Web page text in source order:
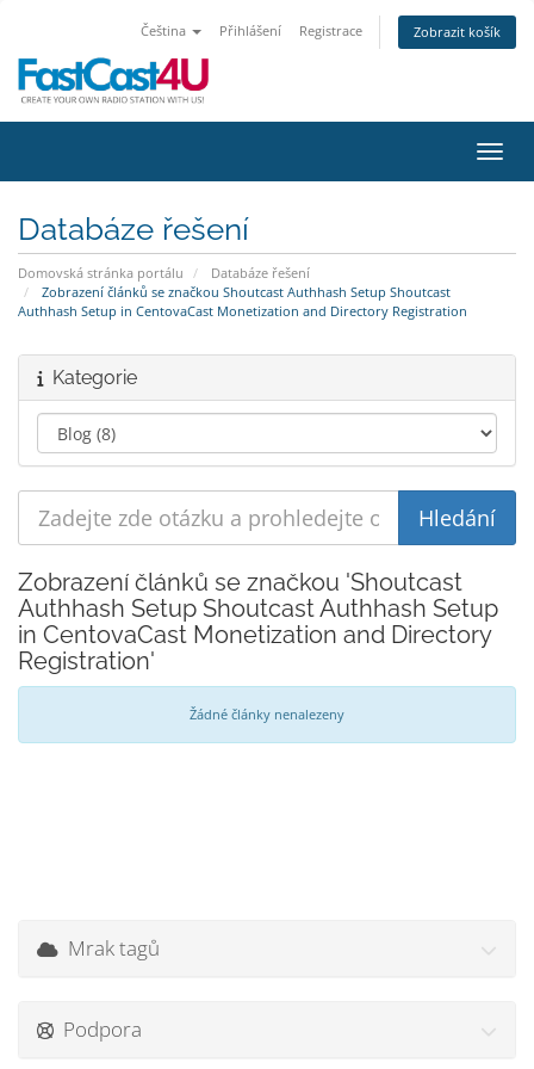
Čeština Přihlášení Registrace Zobrazit košík
Databáze řešení
Domovská stránka portálu
Databáze řešení
Zobrazení článků se značkou Shoutcast Authhash Setup Shoutcast
Authhash Setup in CentovaCast Monetization and Directory Registration
Kategorie
Zobrazení článků se značkou 'Shoutcast
Authhash Setup Shoutcast Authhash Setup
in CentovaCast Monetization and Directory
Registration'
Žádné články nenalezeny
Mrak tagů
Podpora